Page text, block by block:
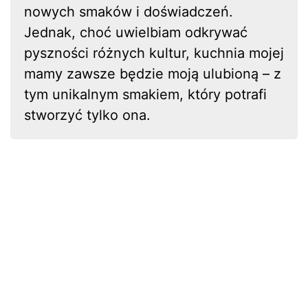
nowych smaków i doświadczeń.
Jednak, choć uwielbiam odkrywać
pyszności różnych kultur, kuchnia mojej
mamy zawsze będzie moją ulubioną – z
tym unikalnym smakiem, który potrafi
stworzyć tylko ona.